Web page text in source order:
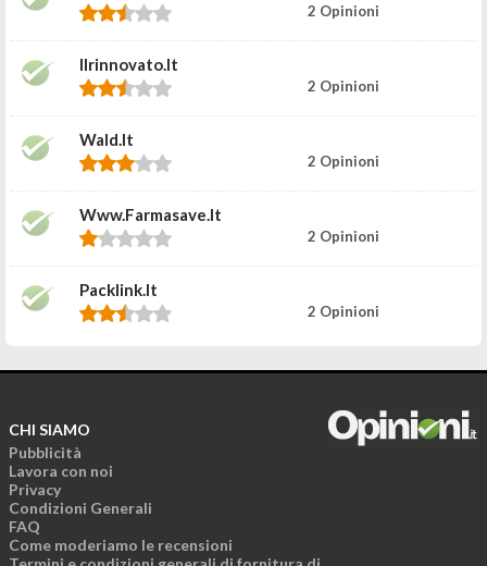
2 Opinioni
Ilrinnovato.it
2 Opinioni
Wald.it
2 Opinioni
Www.farmasave.it
2 Opinioni
Packlink.it
2 Opinioni
CHI SIAMO
Pubblicità
Lavora con noi
Privacy
Condizioni Generali
FAQ
Come moderiamo le recensioni